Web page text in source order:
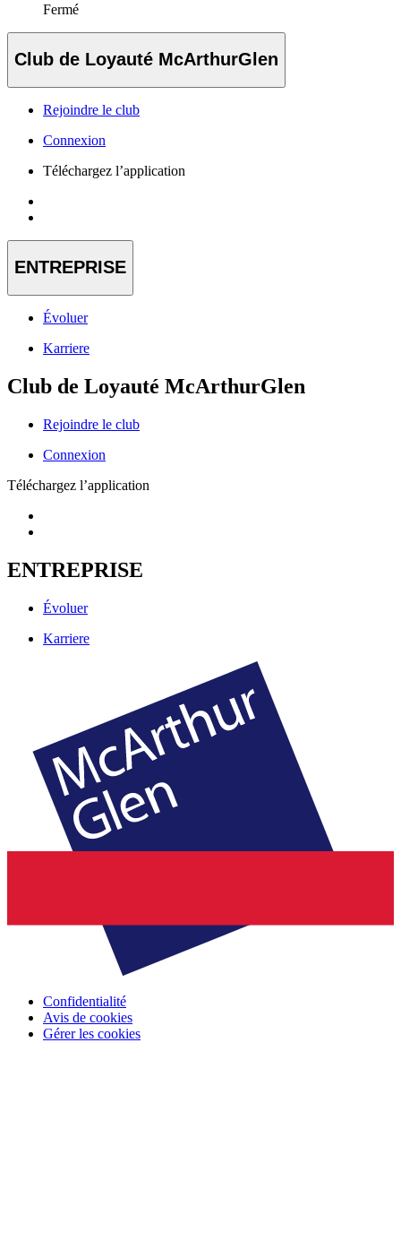
Fermé
Club de Loyauté McArthurGlen
Rejoindre le club
Connexion
Téléchargez l’application
ENTREPRISE
Évoluer
Karriere
Club de Loyauté McArthurGlen
Rejoindre le club
Connexion
Téléchargez l’application
ENTREPRISE
Évoluer
Karriere
Confidentialité
Avis de cookies
Gérer les cookies